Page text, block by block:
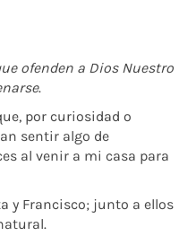
ofenden a Dios Nuestro
.
por curiosidad o
sentir algo de
al venir a mi casa para
y Francisco; junto a ellos